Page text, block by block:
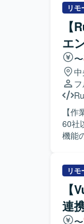
リモ
エ
〜
中
【
60社
機能
:
ザ
理 :
す。
リモ
連